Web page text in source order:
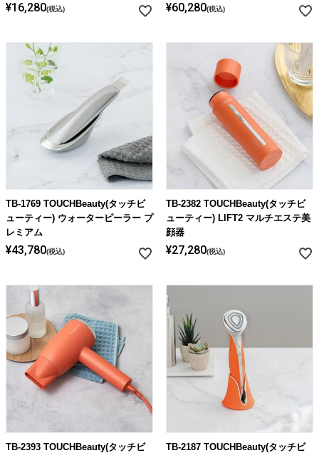
¥16,280 税込 ¥60,280 税込
TB-1769 TOUCHBeauty(タッチビ
ューティー) ウォーターピーラー プ
レミアム
¥43,780 税込
TB-2382 TOUCHBeauty(タッチビ
ューティー) LIFT2 マルチエステ美
顔器
¥27,280 税込
TB-2393 TOUCHBeauty(タッチビ
TB-2187 TOUCHBeauty(タッチビ